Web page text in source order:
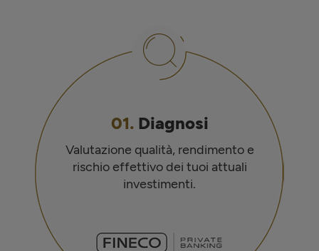
01.Diagnosi
Valutazione qualità, rendimento e
rischio effettivo dei tuoi attuali
investimenti.